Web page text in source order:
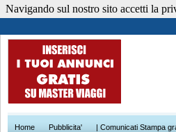
Home Pubblicita' | Comunicati Stampa
Navigando sul nostro sito accetti la